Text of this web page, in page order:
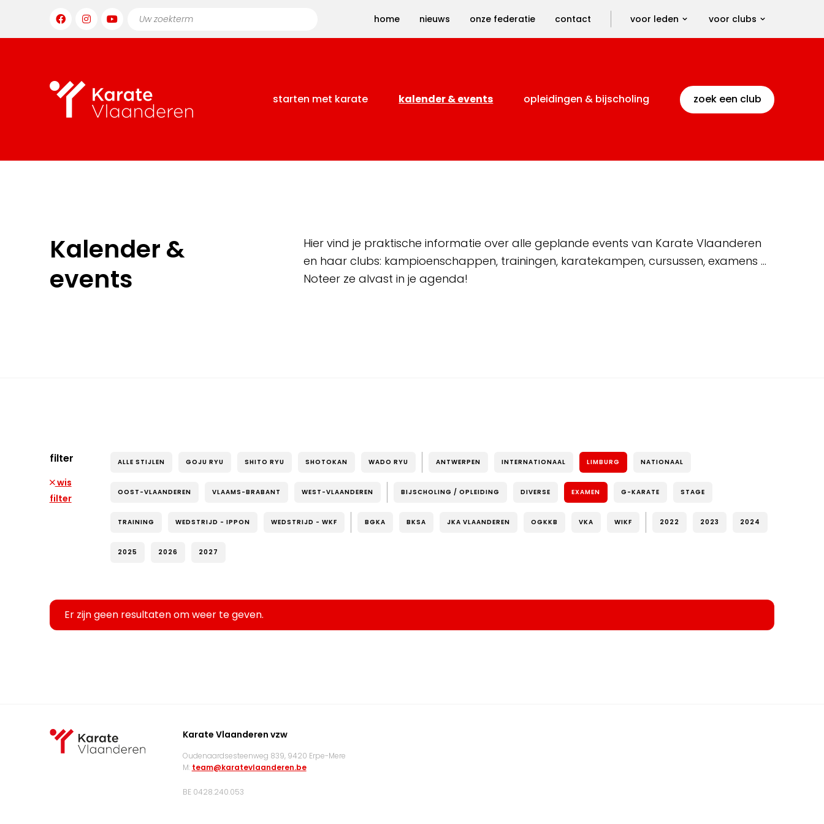
home nieuws onze federatie contact voor leden voor clubs
starten met karate kalender & events opleidingen & bijscholing zoek een club
Kalender &
events
Hier vind je praktische informatie over alle geplande events van Karate Vlaanderen
en haar clubs: kampioenschappen, trainingen, karatekampen, cursussen, examens …
Noteer ze alvast in je agenda!
filter
wis
filter
ALLE STIJLEN GOJU RYU SHITO RYU SHOTOKAN WADO RYU ANTWERPEN INTERNATIONAAL LIMBURG NATIONAAL
OOST-VLAANDEREN VLAAMS-BRABANT WEST-VLAANDEREN BIJSCHOLING / OPLEIDING DIVERSE EXAMEN G-KARATE STAGE
TRAINING WEDSTRIJD - IPPON WEDSTRIJD - WKF BGKA BKSA JKA VLAANDEREN OGKKB VKA WIKF 2022 2023 2024
2025 2026 2027
Er zijn geen resultaten om weer te geven.
Karate Vlaanderen vzw
Oudenaardsesteenweg 839, 9420 Erpe-Mere
M: team@karatevlaanderen.be
BE 0428.240.053